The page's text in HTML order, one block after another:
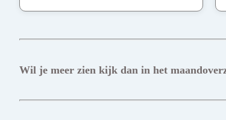
Wil je meer zien kijk dan in het